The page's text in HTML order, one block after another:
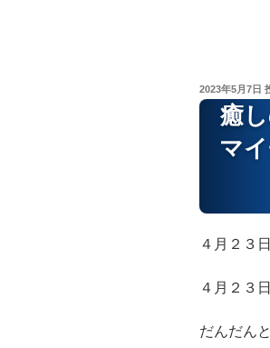
投
稿
2023年5月7日
癒
マ
４月２３
４月２３日
だんだん